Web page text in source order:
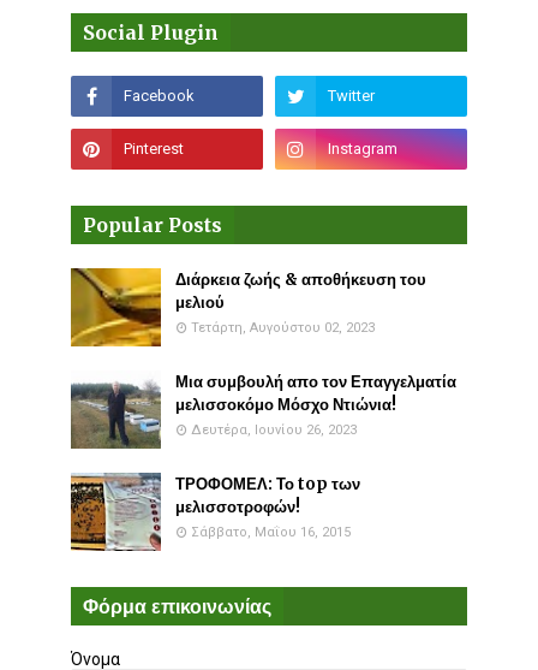
Social Plugin
Popular Posts
Διάρκεια ζωής & αποθήκευση του
μελιού
Τετάρτη, Αυγούστου 02, 2023
Μια συμβουλή απο τον Επαγγελματία
μελισσοκόμο Μόσχο Ντιώνια!
Δευτέρα, Ιουνίου 26, 2023
ΤΡΟΦΟΜΕΛ: Το top των
μελισσοτροφών!
Σάββατο, Μαΐου 16, 2015
Φόρμα επικοινωνίας
Όνομα